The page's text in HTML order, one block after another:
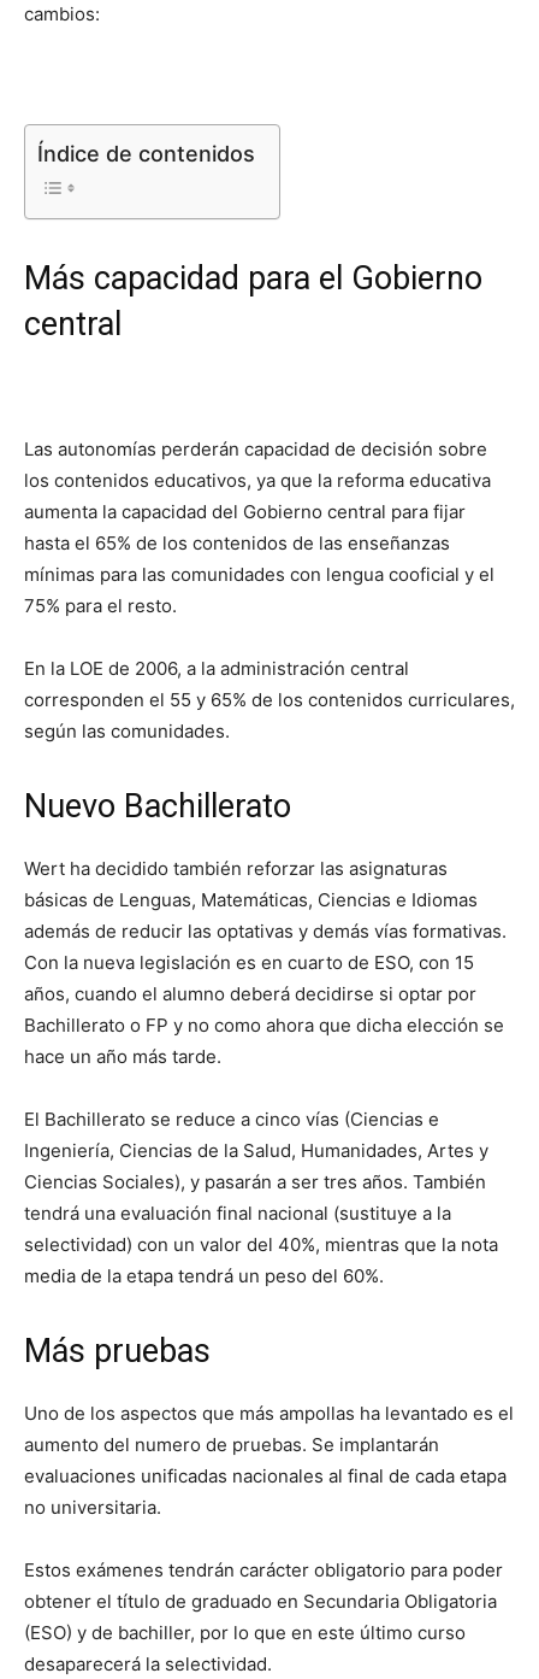
cambios:
Índice de contenidos
Más capacidad para el Gobierno
central
Las autonomías perderán capacidad de decisión sobre
los contenidos educativos, ya que la reforma educativa
aumenta la capacidad del Gobierno central para fijar
hasta el 65% de los contenidos de las enseñanzas
mínimas para las comunidades con lengua cooficial y el
75% para el resto.
En la LOE de 2006, a la administración central
corresponden el 55 y 65% de los contenidos curriculares,
según las comunidades.
Nuevo Bachillerato
Wert ha decidido también reforzar las asignaturas
básicas de Lenguas, Matemáticas, Ciencias e Idiomas
además de reducir las optativas y demás vías formativas.
Con la nueva legislación es en cuarto de ESO, con 15
años, cuando el alumno deberá decidirse si optar por
Bachillerato o FP y no como ahora que dicha elección se
hace un año más tarde.
El Bachillerato se reduce a cinco vías (Ciencias e
Ingeniería, Ciencias de la Salud, Humanidades, Artes y
Ciencias Sociales), y pasarán a ser tres años. También
tendrá una evaluación final nacional (sustituye a la
selectividad) con un valor del 40%, mientras que la nota
media de la etapa tendrá un peso del 60%.
Más pruebas
Uno de los aspectos que más ampollas ha levantado es el
aumento del numero de pruebas. Se implantarán
evaluaciones unificadas nacionales al final de cada etapa
no universitaria.
Estos exámenes tendrán carácter obligatorio para poder
obtener el título de graduado en Secundaria Obligatoria
(ESO) y de bachiller, por lo que en este último curso
desaparecerá la selectividad.